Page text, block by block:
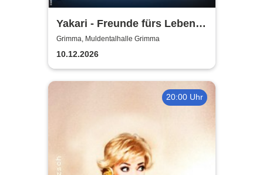
Yakari - Freunde fürs Leben -
Das Musical für die ganze
Familie
Grimma, Muldentalhalle Grimma
10.12.2026
20:00 Uhr